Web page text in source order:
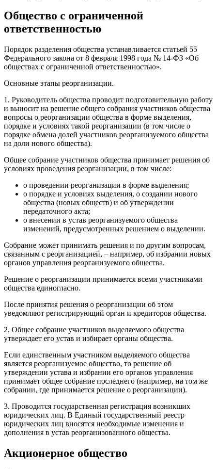
Общество с ограниченной
ответственностью
Порядок разделения общества устанавливается статьей 55
Федерального закона от 8 февраля 1998 года № 14-ФЗ «Об
обществах с ограниченной ответственностью».
Основные этапы реорганизации.
1. Руководитель общества проводит подготовительную работу
и выносит на решение общего собрания участников общества
вопросы о реорганизации общества в форме выделения,
порядке и условиях такой реорганизации (в том числе о
порядке обмена долей участников реорганизуемого общества
на доли нового общества).
Общее собрание участников общества принимает решения об
условиях проведения реорганизации, в том числе:
о проведении реорганизации в форме выделения;
о порядке и условиях выделения, о создании нового
общества (новых обществ) и об утверждении
передаточного акта;
о внесении в устав реорганизуемого общества
изменений, предусмотренных решением о выделении.
Собрание может принимать решения и по другим вопросам,
связанным с реорганизацией, – например, об избрании новых
органов управления реорганизуемого общества.
Решение о реорганизации принимается всеми участниками
общества единогласно.
После принятия решения о реорганизации об этом
уведомляют регистрирующий орган и кредиторов общества.
2. Общее собрание участников выделяемого общества
утверждает его устав и избирает органы общества.
Если единственным участником выделяемого общества
является реорганизуемое общество, то решение об
утверждении устава и избрании его органов управления
принимает общее собрание последнего (например, на том же
собрании, где принимается решение о реорганизации).
3. Проводится государственная регистрация возникших
юридических лиц. В Единый государственный реестр
юридических лиц вносятся необходимые изменения и
дополнения в устав реорганизованного общества.
Акционерное общество